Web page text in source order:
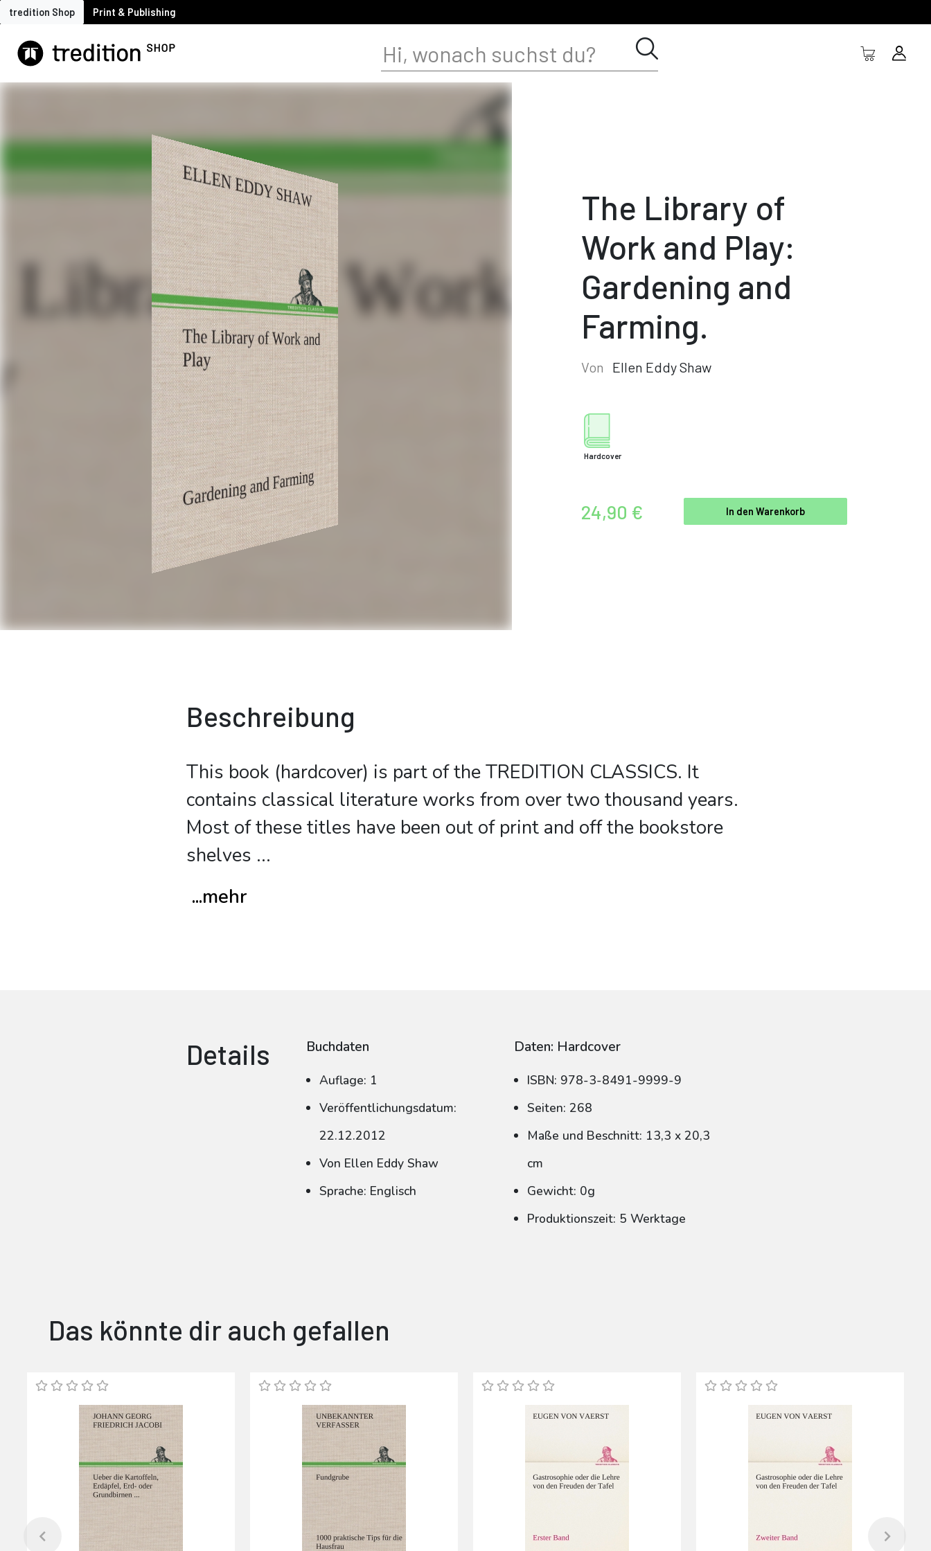
tredition Shop Print & Publishing
The Library of
Work and Play:
Gardening and
Farming.
Von Ellen Eddy Shaw
Hardcover
24,90 € In den Warenkorb
Beschreibung
This book (hardcover) is part of the TREDITION CLASSICS. It
contains classical literature works from over two thousand years.
Most of these titles have been out of print and off the bookstore
shelves ...
...mehr
Details Buchdaten
Auflage: 1
Veröffentlichungsdatum:
22.12.2012
Von Ellen Eddy Shaw
Sprache: Englisch
Daten: Hardcover
ISBN: 978-3-8491-9999-9
Seiten: 268
Maße und Beschnitt: 13,3 x 20,3
cm
Gewicht: 0g
Produktionszeit: 5 Werktage
Das könnte dir auch gefallen